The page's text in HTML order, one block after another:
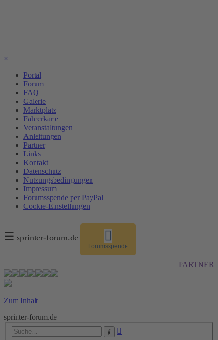
×
Portal
Forum
FAQ
Galerie
Marktplatz
Fahrerkarte
Veranstaltungen
Anleitungen
Partner
Links
Kontakt
Datenschutz
Nutzungsbedingungen
Impressum
Forumsspende per PayPal
Cookie-Einstellungen
☰ sprinter-forum.de
Forumsspende
PARTNER
Zum Inhalt
sprinter-forum.de
Suche